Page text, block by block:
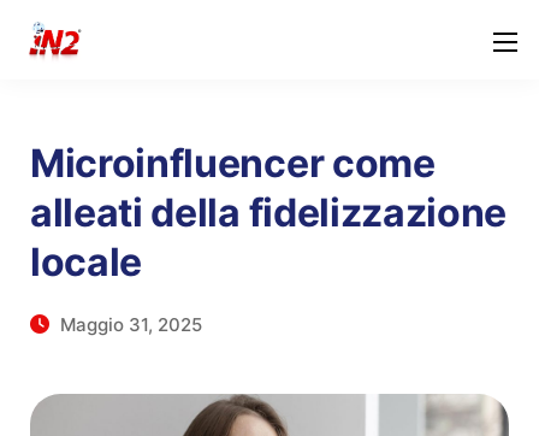
Microinfluencer come
alleati della fidelizzazione
locale
Maggio 31, 2025